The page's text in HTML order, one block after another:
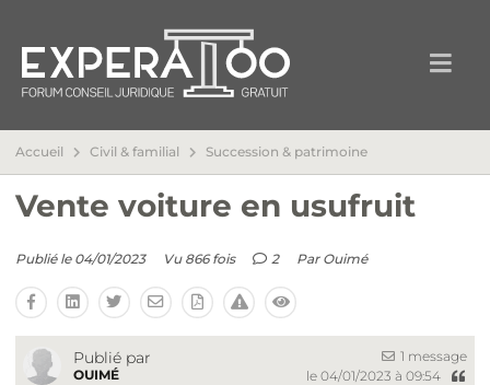
Accueil Civil & familial Succession & patrimoine
Vente voiture en usufruit
Publié le 04/01/2023 Vu 866 fois 2 Par Ouimé
Publié par
OUIMÉ
1 message
le 04/01/2023 à 09:54